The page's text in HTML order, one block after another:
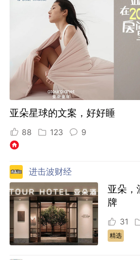
亚朵星球的文案，好好睡
88 123 9
进击波财经
亚朵，
牌
31
精选